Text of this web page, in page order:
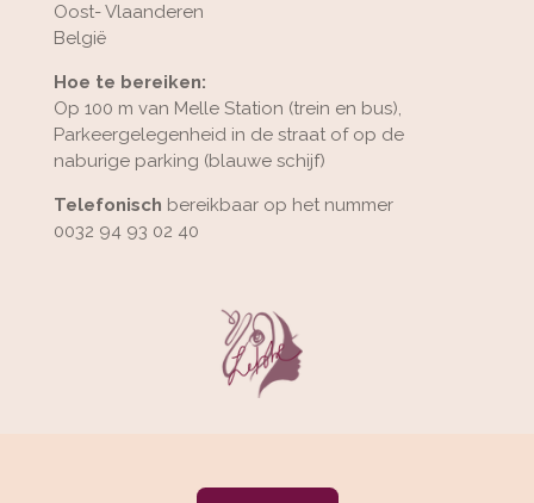
Oost- Vlaanderen
België
Hoe te bereiken:
Op 100 m van Melle Station (trein en bus),
Parkeergelegenheid in de straat of op de
naburige parking (blauwe schijf)
Telefonisch bereikbaar op het nummer
0032 94 93 02 40